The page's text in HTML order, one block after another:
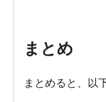
まとめ
まとめると、以